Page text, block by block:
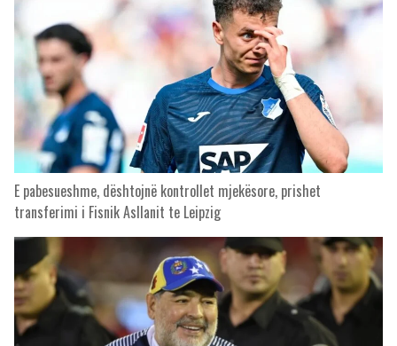
E pabesueshme, dështojnë kontrollet mjekësore, prishet
transferimi i Fisnik Asllanit te Leipzig